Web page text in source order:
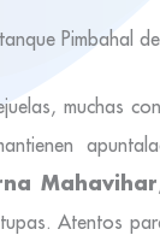
Pimbahal
muchas
Mahavihar
Atentos